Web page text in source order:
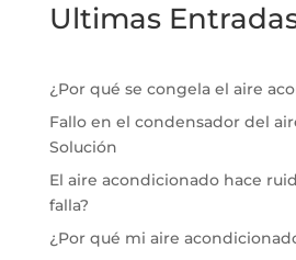
Ultimas
¿Por qué se congela el aire
Fallo en el condensador del
Solución
El aire acondicionado hace
falla?
¿Por qué mi aire